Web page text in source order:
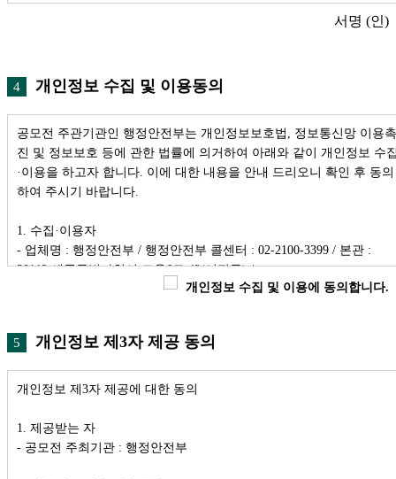
서명 (인)
4 개인정보 수집 및 이용동의
공모전 주관기관인 행정안전부는 개인정보보호법, 정보통신망 이용촉
진 및 정보보호 등에 관한 법률에 의거하여 아래와 같이 개인정보 수
·이용을 하고자 합니다. 이에 대한 내용을 안내 드리오니 확인 후 동의
하여 주시기 바랍니다.
1. 수집·이용자
- 업체명 : 행정안전부 / 행정안전부 콜센터 : 02-2100-3399 / 본관 :
30112 세종특별자치시 도움6로 42(어진동) /
심사진행 및 결과공지, 수상자에 대한 상장 및 상금 지급, 수상작 활용
을 위한 절차안내 등 공모전 진행에 필요한 업무 진행을 위함
- 회사는 이용자의 정보 확인을 위해 아래와 같은 개인정보를 수집하
고 있습니다.
개인정보 수집 및 이용에 동의합니다.
5 개인정보 제3자 제공 동의
개인정보 제3자 제공에 대한 동의
1. 제공받는 자
- 공모전 주최기관 : 행정안전부